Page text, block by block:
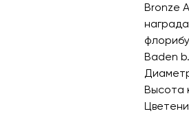
Bronze
Baden
Высота